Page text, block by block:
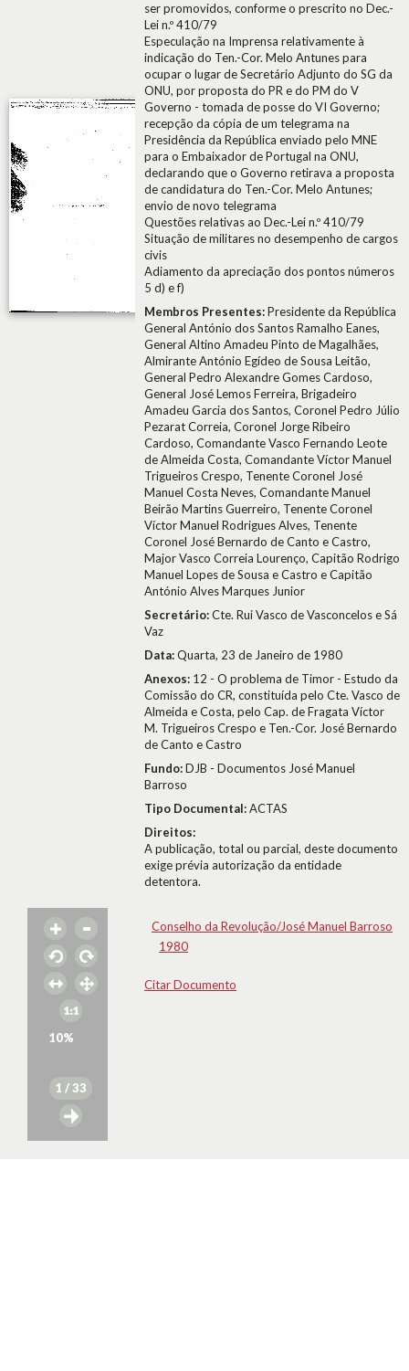
10%
1 / 33
ser promovidos, conforme o prescrito no Dec.-
Lei n.º 410/79
Especulação na Imprensa relativamente à
indicação do Ten.-Cor. Melo Antunes para
ocupar o lugar de Secretário Adjunto do SG da
ONU, por proposta do PR e do PM do V
Governo - tomada de posse do VI Governo;
recepção da cópia de um telegrama na
Presidência da República enviado pelo MNE
para o Embaixador de Portugal na ONU,
declarando que o Governo retirava a proposta
de candidatura do Ten.-Cor. Melo Antunes;
envio de novo telegrama
Questões relativas ao Dec.-Lei n.º 410/79
Situação de militares no desempenho de cargos
civis
Adiamento da apreciação dos pontos números
5 d) e f)
Membros Presentes:Presidente da República
General António dos Santos Ramalho Eanes,
General Altino Amadeu Pinto de Magalhães,
Almirante António Egídeo de Sousa Leitão,
General Pedro Alexandre Gomes Cardoso,
General José Lemos Ferreira, Brigadeiro
Amadeu Garcia dos Santos, Coronel Pedro Júlio
Pezarat Correia, Coronel Jorge Ribeiro
Cardoso, Comandante Vasco Fernando Leote
de Almeida Costa, Comandante Víctor Manuel
Trigueiros Crespo, Tenente Coronel José
Manuel Costa Neves, Comandante Manuel
Beirão Martins Guerreiro, Tenente Coronel
Víctor Manuel Rodrigues Alves, Tenente
Coronel José Bernardo de Canto e Castro,
Major Vasco Correia Lourenço, Capitão Rodrigo
Manuel Lopes de Sousa e Castro e Capitão
António Alves Marques Junior
Secretário:Cte. Rui Vasco de Vasconcelos e Sá
Vaz
Data:Quarta, 23 de Janeiro de 1980
Anexos: 12 - O problema de Timor - Estudo da
Comissão do CR, constituída pelo Cte. Vasco de
Almeida e Costa, pelo Cap. de Fragata Víctor
M. Trigueiros Crespo e Ten.-Cor. José Bernardo
de Canto e Castro
Fundo:DJB - Documentos José Manuel
Barroso
Tipo Documental:ACTAS
Direitos:
A publicação, total ou parcial, deste documento
exige prévia autorização da entidade
detentora.
Conselho da Revolução/José Manuel Barroso
1980
Citar Documento